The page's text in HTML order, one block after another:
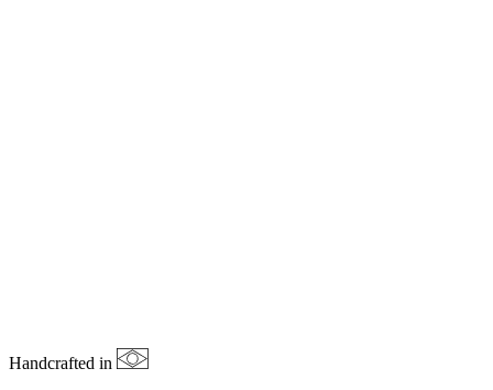
Handcrafted in